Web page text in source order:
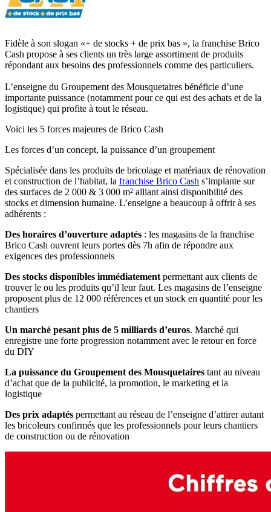
Fidèle à son slogan «+ de stocks + de prix bas », la franchise Brico
Cash propose à ses clients un très large assortiment de produits
répondant aux besoins des professionnels comme des particuliers.
L’enseigne du Groupement des Mousquetaires bénéficie d’une
importante puissance (notamment pour ce qui est des achats et de la
logistique) qui profite à tout le réseau.
Voici les 5 forces majeures de Brico Cash
Les forces d’un concept, la puissance d’un groupement
Spécialisée dans les produits de bricolage et matériaux de rénovation
et construction de l’habitat, la franchise Brico Cash s’implante sur
des surfaces de 2 000 & 3 000 m² alliant ainsi disponibilité des
stocks et dimension humaine. L’enseigne a beaucoup à offrir à ses
adhérents :
Des horaires d’ouverture adaptés : les magasins de la franchise
Brico Cash ouvrent leurs portes dès 7h afin de répondre aux
exigences des professionnels
Des stocks disponibles immédiatement permettant aux clients de
trouver le ou les produits qu’il leur faut. Les magasins de l’enseigne
proposent plus de 12 000 références et un stock en quantité pour les
chantiers
Un marché pesant plus de 5 milliards d’euros. Marché qui
enregistre une forte progression notamment avec le retour en force
du DIY
La puissance du Groupement des Mousquetaires tant au niveau
d’achat que de la publicité, la promotion, le marketing et la
logistique
Des prix adaptés permettant au réseau de l’enseigne d’attirer autant
les bricoleurs confirmés que les professionnels pour leurs chantiers
de construction ou de rénovation